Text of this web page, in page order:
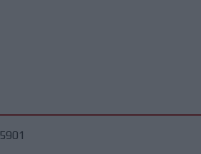
5901